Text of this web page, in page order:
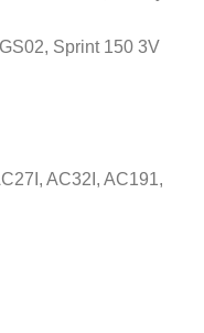
Sprint 150 3V
AC32I, AC191,